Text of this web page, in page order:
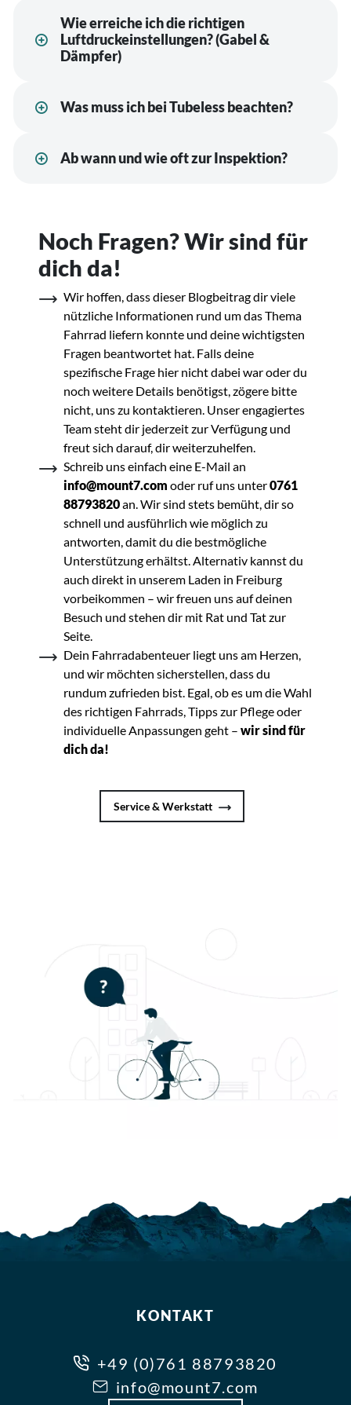
Wie erreiche ich die richtigen
Luftdruckeinstellungen? (Gabel &
Dämpfer)
Was muss ich bei Tubeless beachten?
Ab wann und wie oft zur Inspektion?
Noch Fragen? Wir sind für
dich da!
Wir hoffen, dass dieser Blogbeitrag dir viele
nützliche Informationen rund um das Thema
Fahrrad liefern konnte und deine wichtigsten
Fragen beantwortet hat. Falls deine
spezifische Frage hier nicht dabei war oder du
noch weitere Details benötigst, zögere bitte
nicht, uns zu kontaktieren. Unser engagiertes
Team steht dir jederzeit zur Verfügung und
freut sich darauf, dir weiterzuhelfen.
Schreib uns einfach eine E-Mail an
info@mount7.com oder ruf uns unter0761
88793820an. Wir sind stets bemüht, dir so
schnell und ausführlich wie möglich zu
antworten, damit du die bestmögliche
Unterstützung erhältst. Alternativ kannst du
auch direkt in unserem Laden in Freiburg
vorbeikommen – wir freuen uns auf deinen
Besuch und stehen dir mit Rat und Tat zur
Seite.
Dein Fahrradabenteuer liegt uns am Herzen,
und wir möchten sicherstellen, dass du
rundum zufrieden bist. Egal, ob es um die Wahl
des richtigen Fahrrads, Tipps zur Pflege oder
individuelle Anpassungen geht – wir sind für
dich da!
Service & Werkstatt
KONTAKT
+49 (0)761 88793820
info@mount7.com